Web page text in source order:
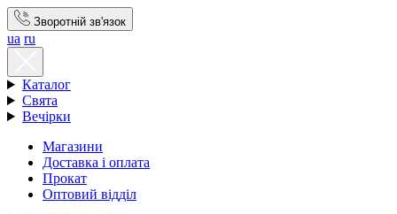
Зворотній зв'язок
ua ru
Каталог
Свята
Вечірки
Магазини
Доставка і оплата
Прокат
Оптовий відділ